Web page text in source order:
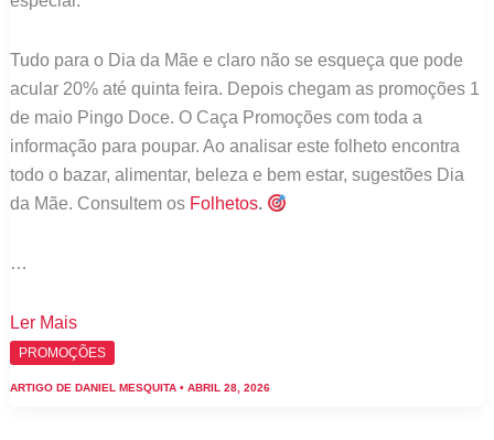
Tudo para o Dia da Mãe e claro não se esqueça que pode
acular 20% até quinta feira. Depois chegam as promoções 1
de maio Pingo Doce. O Caça Promoções com toda a
informação para poupar. Ao analisar este folheto encontra
todo o bazar, alimentar, beleza e bem estar, sugestões Dia
da Mãe. Consultem os Folhetos.
…
Folheto
Pingo
Ler Mais
PROMOÇÕES
ARTIGO DE DANIEL MESQUITA • ABRIL 28, 2026